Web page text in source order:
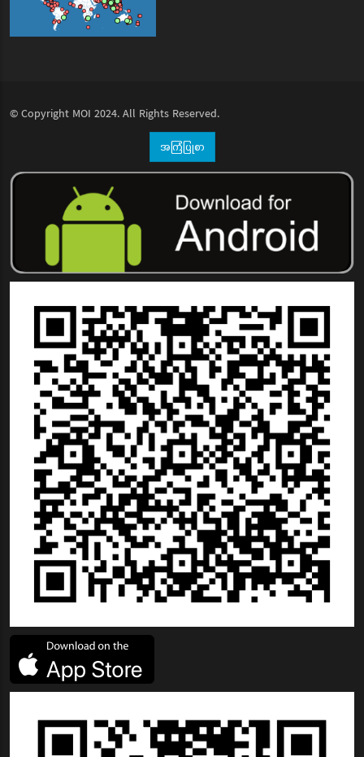
© Copyright MOI 2024. All Rights Reserved.
အကြံပြုစာ